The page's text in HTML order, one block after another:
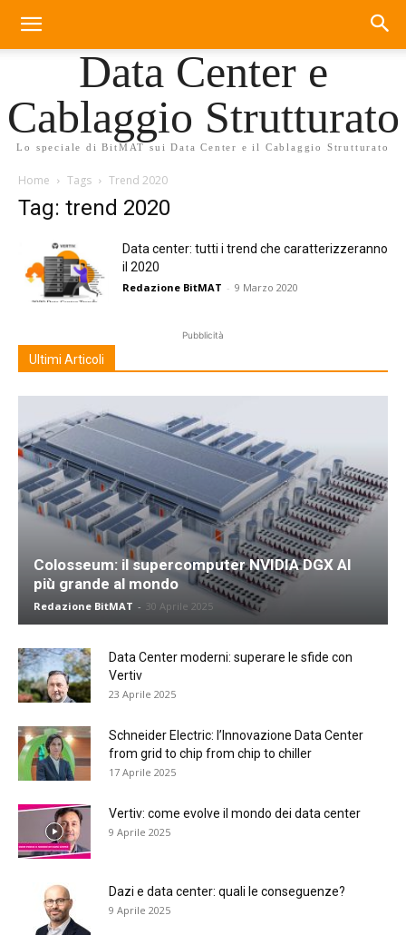
Data Center e
Cablaggio Strutturato
Lo speciale di BitMAT sui Data Center e il Cablaggio Strutturato
Home Tags Trend 2020
Tag: trend 2020
Data center: tutti i trend che caratterizzeranno
il 2020
Redazione BitMAT - 9 Marzo 2020
Pubblicità
Ultimi Articoli
Colosseum: il supercomputer NVIDIA DGX AI
più grande al mondo
Redazione BitMAT - 30 Aprile 2025
Data Center moderni: superare le sfide con
Vertiv
23 Aprile 2025
Schneider Electric: l’Innovazione Data Center
from grid to chip from chip to chiller
17 Aprile 2025
Vertiv: come evolve il mondo dei data center
9 Aprile 2025
Dazi e data center: quali le conseguenze?
9 Aprile 2025